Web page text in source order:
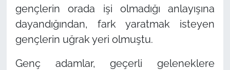
gençlerin orada işi olmadığı anlayışına
dayandığından, fark yaratmak isteyen
gençlerin uğrak yeri olmuştu.
Genç adamlar, geçerli geleneklere